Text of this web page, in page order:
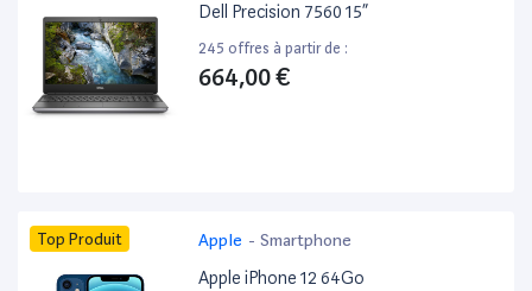
Dell Precision 7560 15”
245 offres à partir de :
664,00 €
Top Produit Apple - Smartphone
Apple iPhone 12 64Go